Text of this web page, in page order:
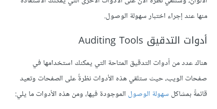
منها عند إجراء اختبار سهولة الوصول.
أدوات التدقيق Auditing Tools
هناك عدد من أدوات التدقيق المتاحة التي يمكنك استخدامها في
صفحات الويب، حيث ستلقي هذه الأدوات نظرةً على الصفحات وتعيد
قائمةً بمشاكل سهولة الوصول الموجودة فيها، ومن هذه الأدوات ما يلي: